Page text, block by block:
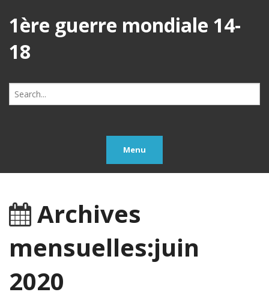
1ère guerre mondiale 14-
18
Search
for:
Menu
Archives
mensuelles:juin
2020